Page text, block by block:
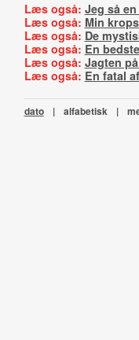
Læs også: Jeg så
Læs også: Min
Læs også: De
Læs også: En
Læs også: Jagten
Læs også: En fatal
dato | alfabetisk |